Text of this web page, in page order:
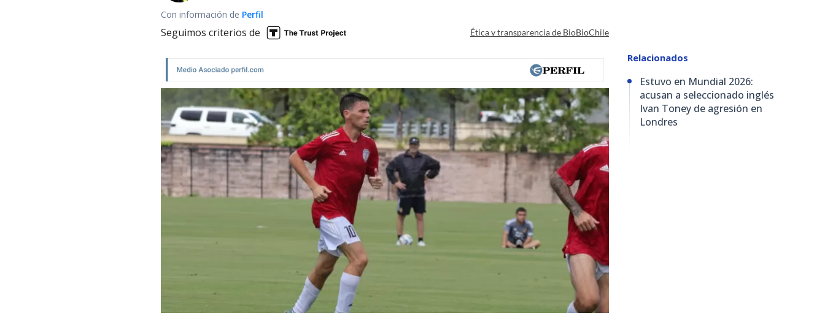
Con información de Perfil
Seguimos criterios de Ética y transparencia de BioBioChile
Relacionados
Estuvo en Mundial 2026:
acusan a seleccionado inglés
Ivan Toney de agresión en
Londres